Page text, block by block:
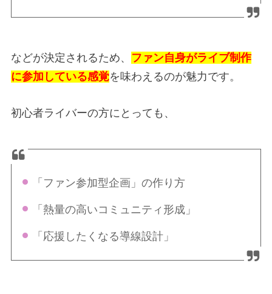
などが決定されるため、 ファン自身がライブ制作
に参加している感覚を味わえるのが魅力です。
初心者ライバーの方にとっても、
「ファン参加型企画」の作り方
「熱量の高いコミュニティ形成」
「応援したくなる導線設計」